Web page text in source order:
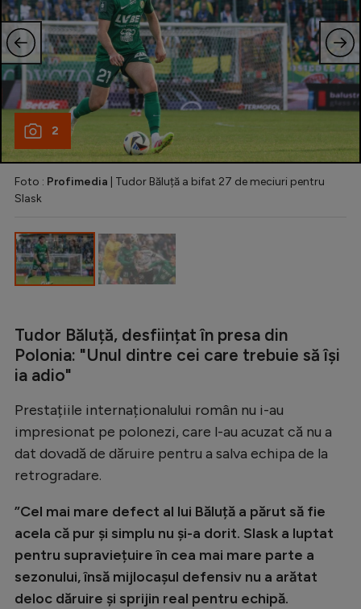
Natație
Formula 1
Gimnastică
Auto
Rugby
Ciclism
JO 2026
Intră în cont
2
Foto : Profimedia | Tudor Băluță a bifat 27 de meciuri pentru
Slask
Tudor Băluță, desființat în presa din
Polonia: "Unul dintre cei care trebuie să își
ia adio"
Prestațiile internaționalului român nu i-au
impresionat pe polonezi, care l-au acuzat că nu a
dat dovadă de dăruire pentru a salva echipa de la
retrogradare.
”Cel mai mare defect al lui Băluță a părut să fie
acela că pur și simplu nu și-a dorit. Slask a luptat
pentru supraviețuire în cea mai mare parte a
sezonului, însă mijlocașul defensiv nu a arătat
deloc dăruire și sprijin real pentru echipă.